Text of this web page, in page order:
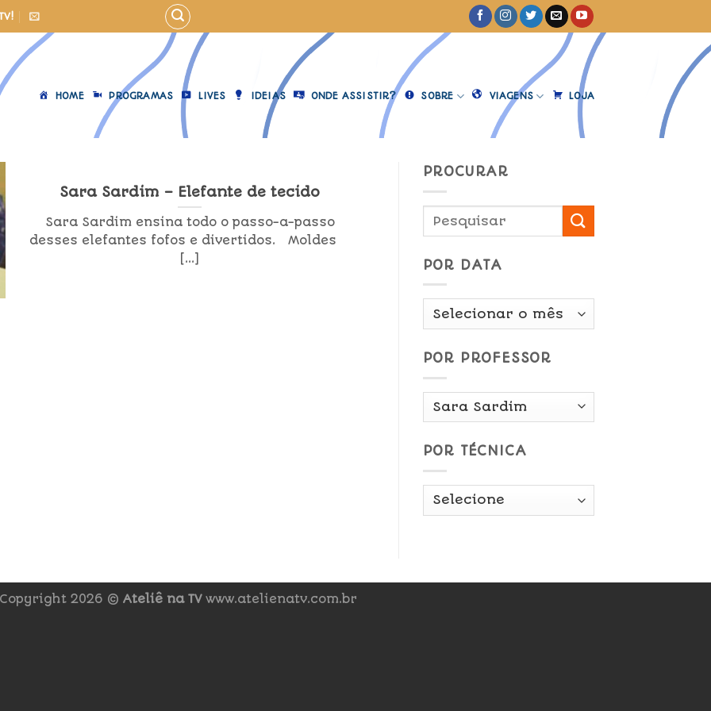
HOME PROGRAMAS LIVES IDEIAS ONDE ASSISTIR? SOBRE VIAGENS LOJA
Sara Sardim – Elefante de tecido
Sara Sardim ensina todo o passo-a-passo
desses elefantes fofos e divertidos. Moldes
[...]
PROCURAR
POR DATA
Por
POR PROFESSOR
POR TÉCNICA
Copyright 2026 © Ateliê na TVwww.atelienatv.com.br